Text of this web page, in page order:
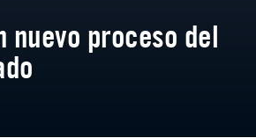
nuevo proceso del